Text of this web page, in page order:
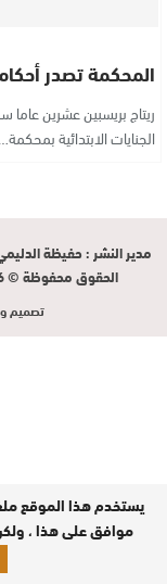
المحكمة تصدر
ريتاج بريسبين عشرين عاما
الجنايات الابتدائية بمحكمة…
مدير النشر : حفيظة
الحقوق محفوظة © 2026
تصميم
يستخدم هذا الموقع
موافق على هذا ،